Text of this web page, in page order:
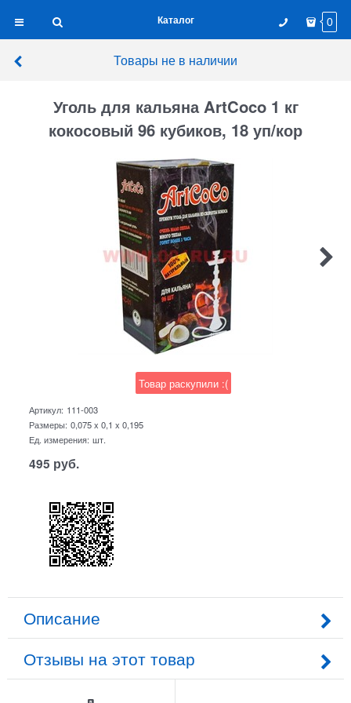
Каталог 0
Товары не в наличии
Уголь для кальяна ArtCoco 1 кг
кокосовый 96 кубиков, 18 уп/кор
Товар раскупили :(
Артикул: 111-003
Размеры: 0,075 x 0,1 x 0,195
Ед. измерения: шт.
495 руб.
Описание
Отзывы на этот товар